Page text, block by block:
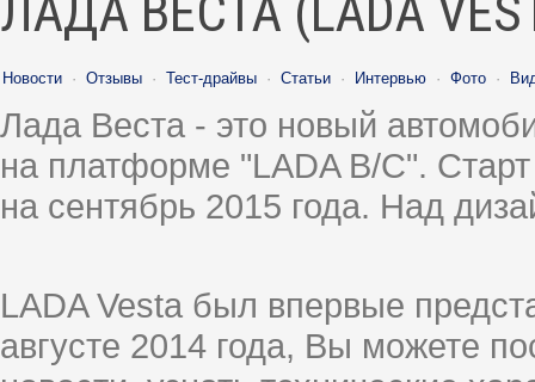
Новости · Отзывы · Тест-драйвы · Статьи · Интервью · Фото ·
Лада Веста - это новый
на платформе "LADA B/C".
на сентябрь 2015 года. Над
LADA Vesta был впервые
августе 2014 года, Вы можете